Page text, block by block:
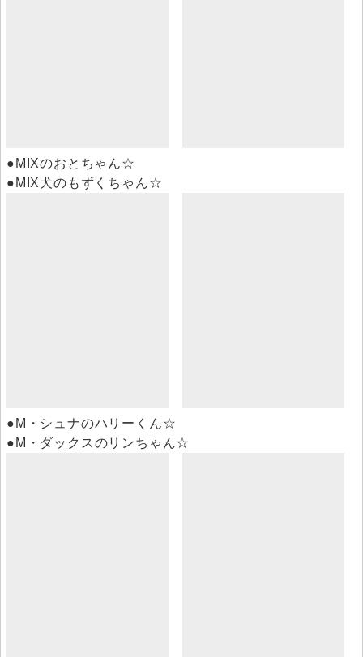
●MIXのおとちゃん☆
●MIX犬のもずくちゃん☆
●M・シュナのハリーくん☆
●M・ダックスのリンちゃん☆